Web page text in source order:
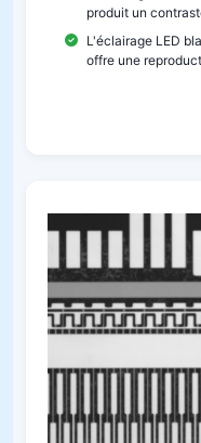
produit un
L'éclairage LED
offre une